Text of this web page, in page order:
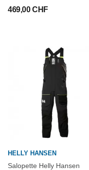
469,00 CHF
HELLY HANSEN
Salopette Helly Hansen